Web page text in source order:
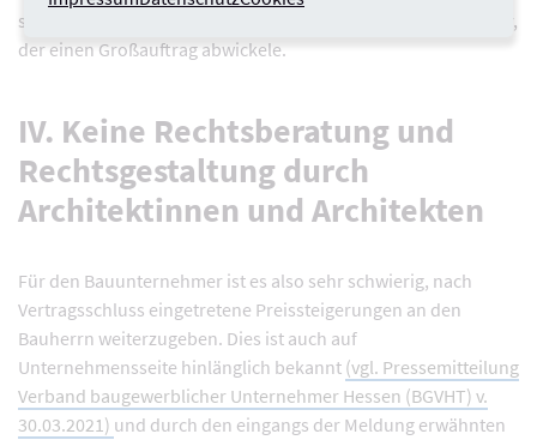
sähe die Situation anders aus als bei einem reinen Stahlbauer,
der einen Großauftrag abwickele.
IV. Keine Rechtsberatung und
Rechtsgestaltung durch
Architektinnen und Architekten
Für den Bauunternehmer ist es also sehr schwierig, nach
Vertragsschluss eingetretene Preissteigerungen an den
Bauherrn weiterzugeben. Dies ist auch auf
Unternehmensseite hinlänglich bekannt (vgl. Pressemitteilung
Verband baugewerblicher Unternehmer Hessen (BGVHT) v.
30.03.2021) und durch den eingangs der Meldung erwähnten